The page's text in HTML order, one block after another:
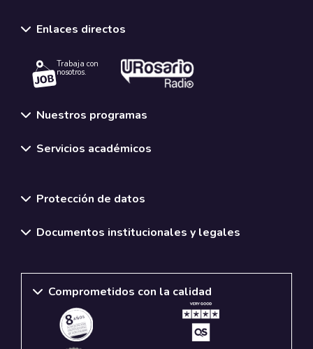
Enlaces directos
Trabaja con
nosotros.
Nuestros programas
Servicios académicos
Protección de datos
Documentos institucionales y legales
Comprometidos con la calidad